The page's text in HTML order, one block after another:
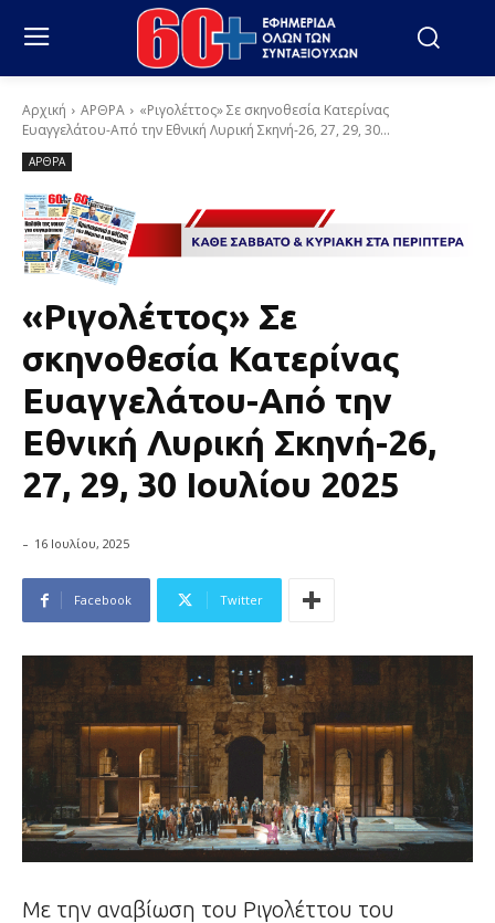
Αρχική ΑΡΘΡΑ
«Ριγολέττος» Σε σκηνοθεσία Κατερίνας
Ευαγγελάτου-Από την Εθνική Λυρική Σκηνή-26, 27, 29, 30...
ΑΡΘΡΑ
«Ριγολέττος» Σε
σκηνοθεσία Κατερίνας
Ευαγγελάτου-Από την
Εθνική Λυρική Σκηνή-26,
27, 29, 30 Ιουλίου 2025
- 16 Ιουλίου, 2025
Facebook Twitter
Με την αναβίωση του Ριγολέττου του